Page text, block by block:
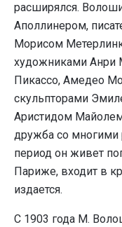
расширялся.
Аполлинером,
Морисом
художниками Анри
Пикассо, Амедео
скульпторами
Аристидом
дружба со многими
период он живет
Париже, входит в
издается.
С 1903 года М.